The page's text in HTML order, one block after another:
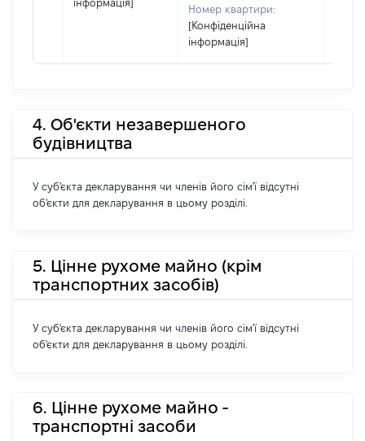
інформація]
Номер квартири:
[Конфіденційна
інформація]
4. Об'єкти незавершеного
будівництва
У суб'єкта декларування чи членів його сім'ї відсутні
об'єкти для декларування в цьому розділі.
5. Цінне рухоме майно (крім
транспортних засобів)
У суб'єкта декларування чи членів його сім'ї відсутні
об'єкти для декларування в цьому розділі.
6. Цінне рухоме майно -
транспортні засоби